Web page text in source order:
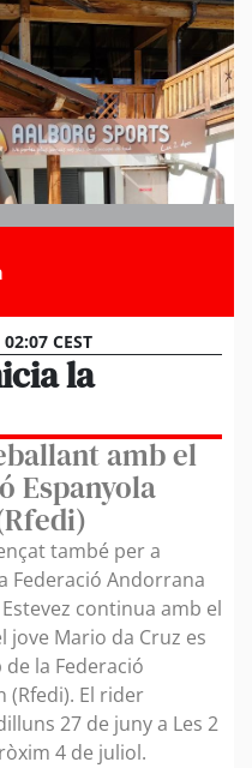
CEST
la
amb el
Espanyola
també per a
Federació Andorrana
Estevez continua amb el
jove Mario da Cruz es
la Federació
(Rfedi). El rider
27 de juny a Les 2
4 de juliol.